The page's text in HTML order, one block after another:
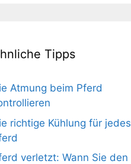
Tipps
Atmung beim Pferd
richtige Kühlung für jedes
verletzt: Wann Sie den